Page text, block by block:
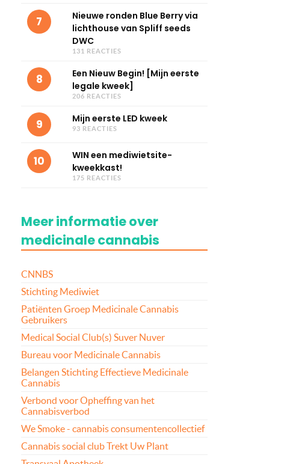
7
Nieuwe ronden Blue Berry via
lichthouse van Spliff seeds
DWC
131 REACTIES
8
Een Nieuw Begin! [Mijn eerste
legale kweek]
206 REACTIES
9 Mijn eerste LED kweek
93 REACTIES
10
WIN een mediwietsite-
kweekkast!
175 REACTIES
Meer informatie over
medicinale cannabis
CNNBS
Stichting Mediwiet
Patiënten Groep Medicinale Cannabis
Gebruikers
Medical Social Club(s) Suver Nuver
Bureau voor Medicinale Cannabis
Belangen Stichting Effectieve Medicinale
Cannabis
Verbond voor Opheffing van het
Cannabisverbod
We Smoke - cannabis consumentencollectief
Cannabis social club Trekt Uw Plant